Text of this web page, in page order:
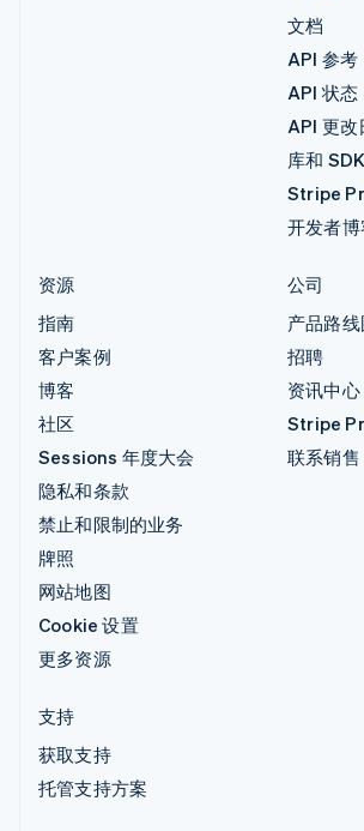
文档
API 参考
API 状态
API 更改
库和 SDK
Stripe
开发者博
资源
指南
客户案例
博客
社区
Sessions 年度大会
隐私和条款
禁止和限制的业务
牌照
网站地图
Cookie 设置
更多资源
公司
产品路线
招聘
资讯中心
Stripe
联系销售
支持
获取支持
托管支持方案